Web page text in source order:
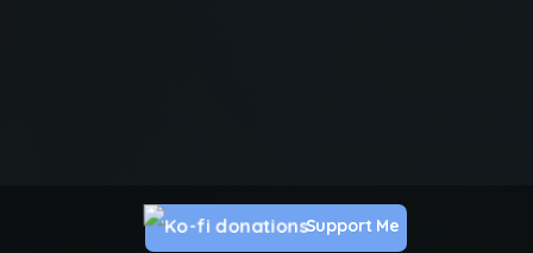
Support Me